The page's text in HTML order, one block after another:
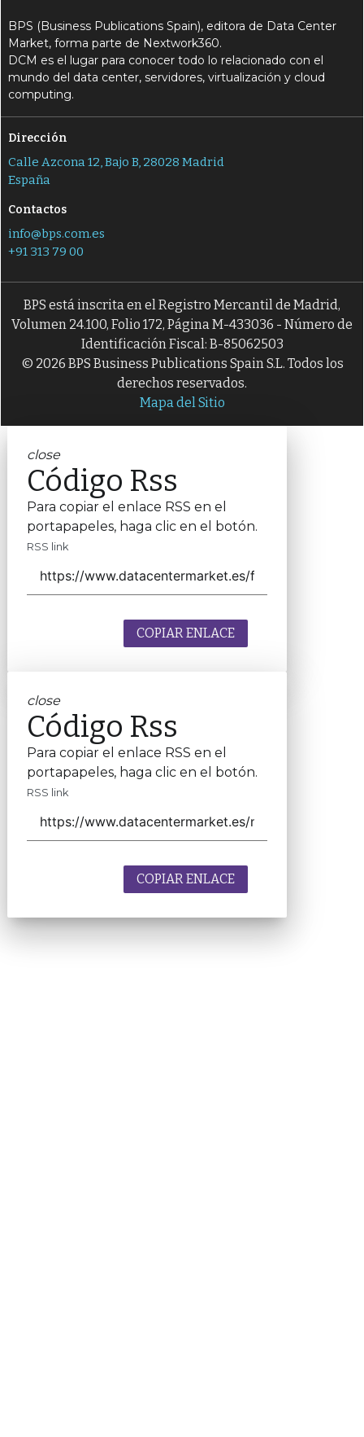
BPS (Business Publications Spain), editora de Data Center
Market, forma parte de Nextwork360.
DCM es el lugar para conocer todo lo relacionado con el
mundo del data center, servidores, virtualización y cloud
computing.
Dirección
Calle Azcona 12, Bajo B, 28028 Madrid
España
Contactos
info@bps.com.es
+91 313 79 00
BPS está inscrita en el Registro Mercantil de Madrid,
Volumen 24.100, Folio 172, Página M-433036 - Número de
Identificación Fiscal: B-85062503
© 2026 BPS Business Publications Spain S.L. Todos los
derechos reservados.
Mapa del Sitio
close
Código Rss
Para copiar el enlace RSS en el
portapapeles, haga clic en el botón.
RSS link
COPIAR ENLACE
close
Código Rss
Para copiar el enlace RSS en el
portapapeles, haga clic en el botón.
RSS link
COPIAR ENLACE